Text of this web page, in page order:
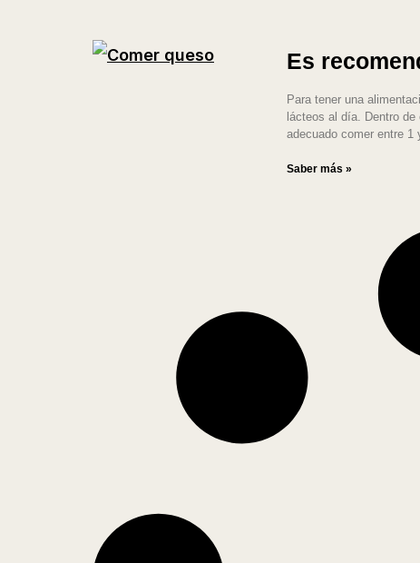
Es
Para tener una
lácteos al día. Dentro
adecuado comer entre 1
Saber más »